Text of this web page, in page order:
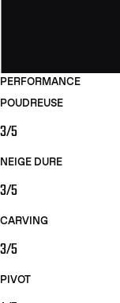
PERFORMANCE
POUDREUSE
3/5
NEIGE DURE
3/5
CARVING
3/5
PIVOT